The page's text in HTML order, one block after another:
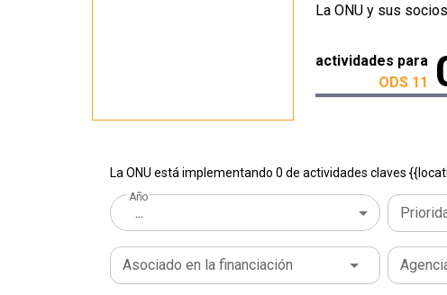
La ONU y sus
actividades para
ODS 11
La ONU está implementando 0 de actividades claves
Año
...
Asociado en la financiación